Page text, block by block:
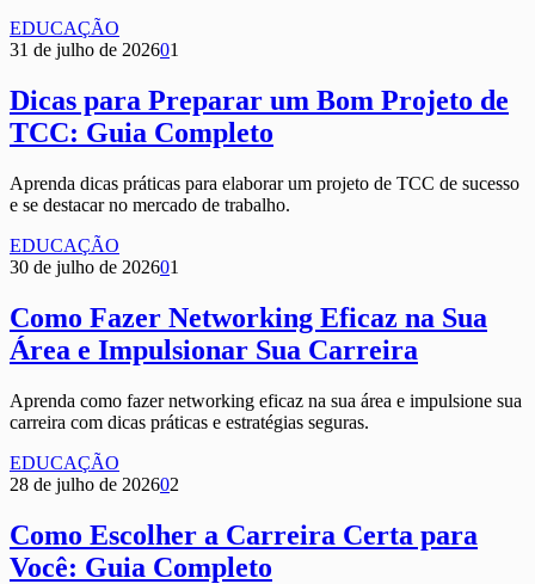
EDUCAÇÃO
31 de julho de 202601
Dicas para Preparar um Bom Projeto de
TCC: Guia Completo
Aprenda dicas práticas para elaborar um projeto de TCC de sucesso
e se destacar no mercado de trabalho.
EDUCAÇÃO
30 de julho de 202601
Como Fazer Networking Eficaz na Sua
Área e Impulsionar Sua Carreira
Aprenda como fazer networking eficaz na sua área e impulsione sua
carreira com dicas práticas e estratégias seguras.
EDUCAÇÃO
28 de julho de 202602
Como Escolher a Carreira Certa para
Você: Guia Completo